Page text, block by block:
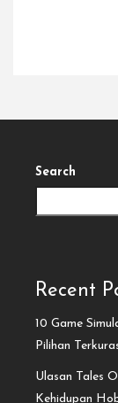
Search
Recent
10 Game
Pilihan
Ulasan Tales
Kehidupan